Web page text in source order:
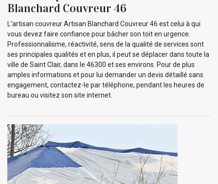
Blanchard Couvreur 46
L’artisan couvreur Artisan Blanchard Couvreur 46 est celui à qui
vous devez faire confiance pour bâcher son toit en urgence.
Professionnalisme, réactivité, sens de la qualité de services sont
ses principales qualités et en plus, il peut se déplacer dans toute la
ville de Saint Clair, dans le 46300 et ses environs. Pour de plus
amples informations et pour lui demander un devis détaillé sans
engagement, contactez-le par téléphone, pendant les heures de
bureau ou visitez son site internet.